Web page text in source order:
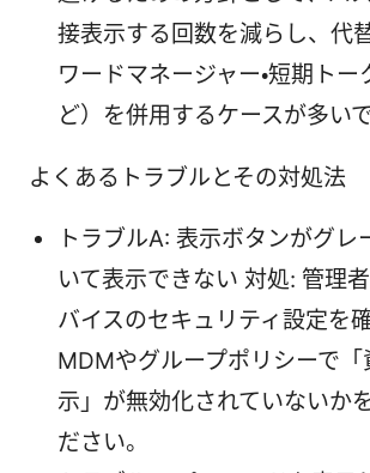
接表示する回数を減らし、代
ワードマネージャー・短期トー
ど）を併用するケースが多いで
よくあるトラブルとその対処法
トラブルA: 表示ボタンがグレ
いて表示できない 対処: 管理
バイスのセキュリティ設定を
MDMやグループポリシーで「
示」が無効化されていないか
ださい。